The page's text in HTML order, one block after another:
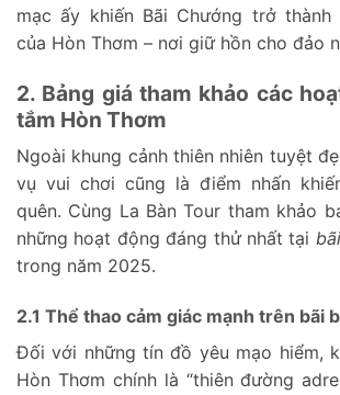
mạc ấy khiến Bãi Chướng trở thành
của Hòn Thơm – nơi giữ hồn cho đảo
2. Bảng giá tham khảo các
tắm Hòn Thơm
Ngoài khung cảnh thiên nhiên tuyệt
vụ vui chơi cũng là điểm nhấn
quên. Cùng La Bàn Tour tham khảo
những hoạt động đáng thử nhất tại
trong năm 2025.
2.1 Thể thao cảm giác mạnh trên bãi
Đối với những tín đồ yêu mạo hiểm,
Hòn Thơm chính là “thiên đường